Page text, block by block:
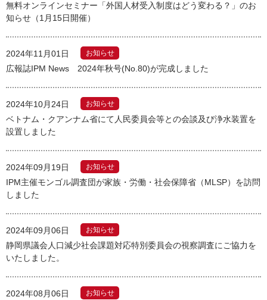
無料オンラインセミナー「外国人材受入制度はどう変わる？」のお
知らせ（1月15日開催）
2024年11月01日 お知らせ
広報誌IPM News 2024年秋号(No.80)が完成しました
2024年10月24日 お知らせ
ベトナム・クアンナム省にて人民委員会等との会談及び浄水装置を
設置しました
2024年09月19日 お知らせ
IPM主催モンゴル調査団が家族・労働・社会保障省（MLSP）を訪問
しました
2024年09月06日 お知らせ
静岡県議会人口減少社会課題対応特別委員会の視察調査にご協力を
いたしました。
2024年08月06日 お知らせ